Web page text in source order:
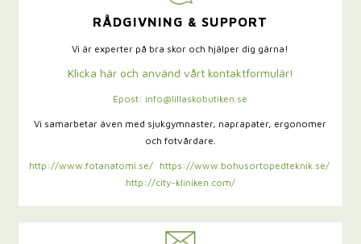
RÅDGIVNING & SUPPORT
Vi är experter på bra skor och hjälper dig gärna!
Klicka här och använd vårt kontaktformulär!
Epost: info@lillaskobutiken.se
Vi samarbetar även med sjukgymnaster, naprapater, ergonomer
och fotvårdare.
http://www.fotanatomi.se/
https://www.bohusortopedteknik.se/
http://city-kliniken.com/